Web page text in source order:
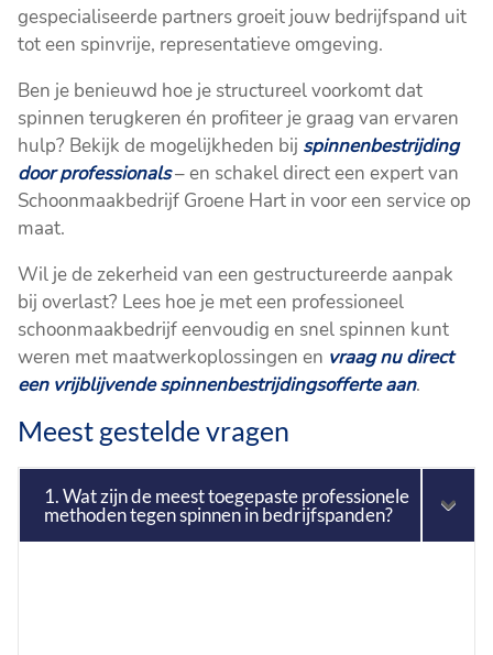
gespecialiseerde partners groeit jouw bedrijfspand uit
tot een spinvrije, representatieve omgeving.
Ben je benieuwd hoe je structureel voorkomt dat
spinnen terugkeren én profiteer je graag van ervaren
hulp? Bekijk de mogelijkheden bij spinnenbestrijding
door professionals– en schakel direct een expert van
Schoonmaakbedrijf Groene Hart in voor een service op
maat.
Wil je de zekerheid van een gestructureerde aanpak
bij overlast? Lees hoe je met een professioneel
schoonmaakbedrijf eenvoudig en snel spinnen kunt
weren met maatwerkoplossingen en vraag nu direct
een vrijblijvende spinnenbestrijdingsofferte aan.
Meest gestelde vragen
1. Wat zijn de meest toegepaste professionele
methoden tegen spinnen in bedrijfspanden?